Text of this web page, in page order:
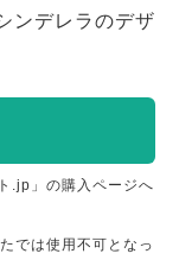
ンデレラのデザ
.jp」の購入ページへ
では使用不可となっ